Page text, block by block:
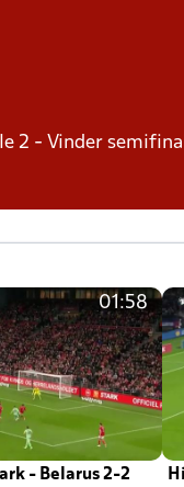
2 - Vinder
01:58
- Belarus 2-2